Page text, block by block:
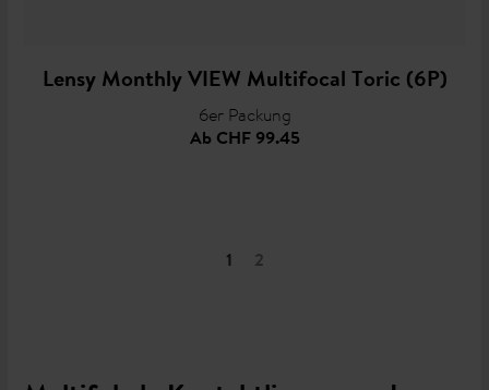
Lensy Monthly VIEW Multifocal Toric (6P)
6er Packung
AbCHF 99.45
1 2